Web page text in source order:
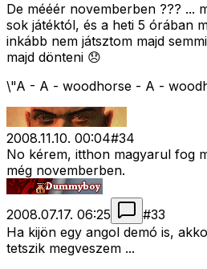
De mééér novemberben ??? ...
sok játéktól, és a heti 5 órában
inkább nem játsztom majd
majd dönteni 😞
\"A - A - woodhorse - A -
2008.11.10. 00:04#34
No kérem, itthon magyarul fog
még novemberben.
2008.07.17. 06:25 #33
Ha kijön egy angol demó is,
tetszik megveszem ...